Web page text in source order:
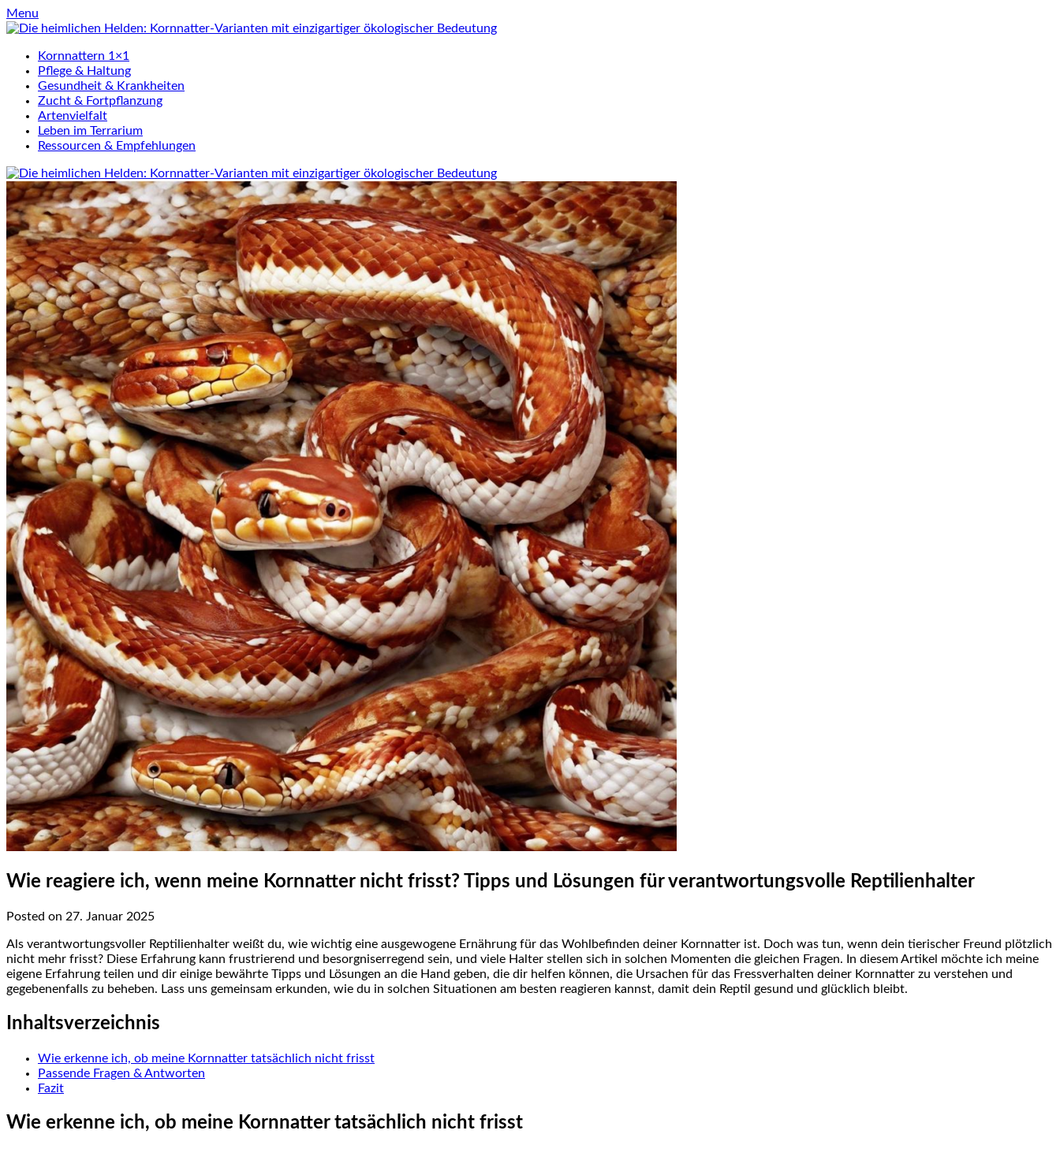
Skip
to
Menu
Kornnattern 1×1
Pflege & Haltung
Gesundheit & Krankheiten
Zucht & Fortpflanzung
Artenvielfalt
Leben im Terrarium
Ressourcen & Empfehlungen
Wie reagiere ich, wenn meine Kornnatter nicht frisst? Tipps und Lösungen für verantwortungsvolle Reptilienhalter
Posted on 27. Januar 2025
Als verantwortungsvoller Reptilienhalter weißt du, wie wichtig ‍eine ausgewogene Ernährung für das Wohlbefinden ‍deiner Kornnatter ist. Doch was tun,⁢ wenn dein ‌tierischer Freund plötzlich
nicht‍ mehr frisst? Diese Erfahrung kann frustrierend und besorgniserregend sein, und viele Halter stellen sich in solchen​ Momenten die gleichen ‌Fragen. In diesem Artikel möchte ich meine
eigene Erfahrung teilen ⁤und ⁤dir einige bewährte Tipps und Lösungen an die Hand geben, die dir helfen können, die Ursachen‍ für das Fressverhalten deiner‌ Kornnatter⁤ zu verstehen und
⁣gegebenenfalls zu beheben. Lass uns gemeinsam erkunden, wie du in solchen Situationen am besten reagieren kannst, damit dein Reptil gesund und glücklich bleibt.
Inhaltsverzeichnis
Wie erkenne ich, ob⁢ meine Kornnatter tatsächlich nicht frisst
Passende Fragen & Antworten
Fazit
Wie erkenne ich,​ ob meine Kornnatter tatsächlich nicht frisst